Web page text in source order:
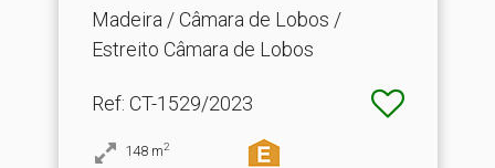
Madeira / Câmara de Lobos /
Estreito Câmara de Lobos
Ref: CT-1529/2023
148 m2